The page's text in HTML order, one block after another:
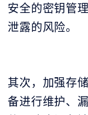
安全的密钥管
泄露的风险。
其次，加强存
备进行维护、